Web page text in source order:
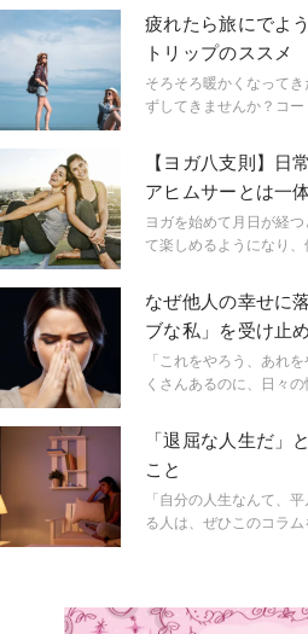
トレスも溜まってきて
が必要になってきます
中を飛び回る歌手やダ
ー先での体調を万全に
ンテナンスは極めて重要
泊先でのヨガのワーク
っています。
疲れたら旅にでよ
トリップのススメ
そろそろ暖かくなって
ずしてきませんか？コー
あなたの五感が喜ぶ体験
【ヨガ八支則】日
アヒムサーとは一
ヨガを始めて月日が経
て楽しめるようになり、
間すら楽しく感じるこ
を覚えて、ちょっと難
の楽しさがじわじわと
ん。そして身体だけで
るようになる人もいる
く上で、大切なことっ
って考えてみましょう。
なぜ他人の幸せに
ブな私」を受け止
「これをやろう、あれ
くさんあるのに、日々
できるのに、なぜ自分
に他人と自分とを比べ
な気持ちになってしま
学には〈サントーシャ
「足るを知る」ことが大
「退屈な人生だ」
こと
「自分の人生なんて、
る人は、ぜひこのコラム